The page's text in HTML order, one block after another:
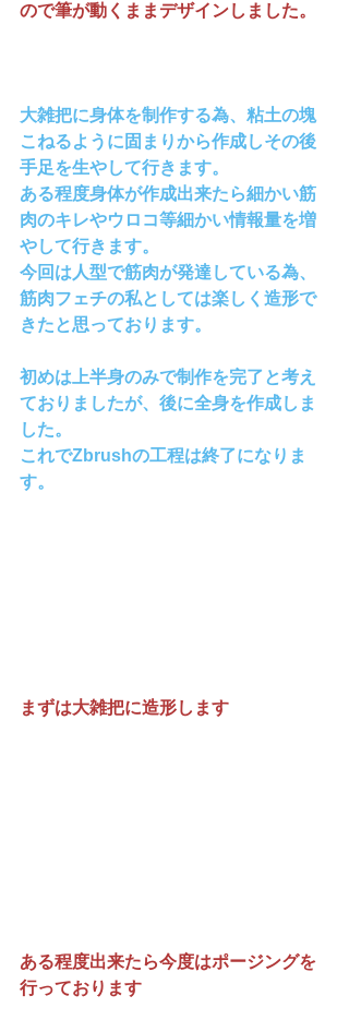
ので筆が動くままデザインしました。
大雑把に身体を制作する為、粘土の塊
こねるように固まりから作成しその後
手足を生やして行きます。
ある程度身体が作成出来たら細かい筋
肉のキレやウロコ等細かい情報量を増
やして行きます。
今回は人型で筋肉が発達している為、
筋肉フェチの私としては楽しく造形で
きたと思っております。
初めは上半身のみで制作を完了と考え
ておりましたが、後に全身を作成しま
した。
これでZbrushの工程は終了になりま
す。
まずは大雑把に造形します
ある程度出来たら今度はポージングを
行っております